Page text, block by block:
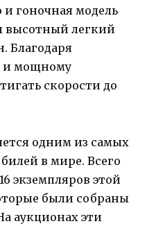
и гоночная модель
высотный легкий
Благодаря
и мощному
скорости до
одним из самых
в мире. Всего
экземпляров этой
были собраны
аукционах эти